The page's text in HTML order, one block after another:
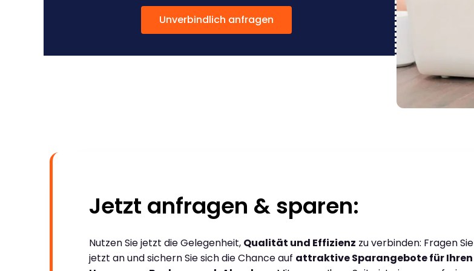
Unverbindlich anfragen
Jetzt anfragen & sparen:
Nutzen Sie jetzt die Gelegenheit, Qualität und Effizienz zu verbinden: Fragen Sie
jetzt an und sichern Sie sich die Chance auf attraktive Sparangebote für Ihren